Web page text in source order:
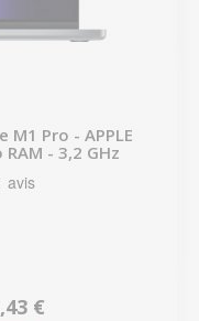
M1 Pro - APPLE
- 3,2 GHz
€